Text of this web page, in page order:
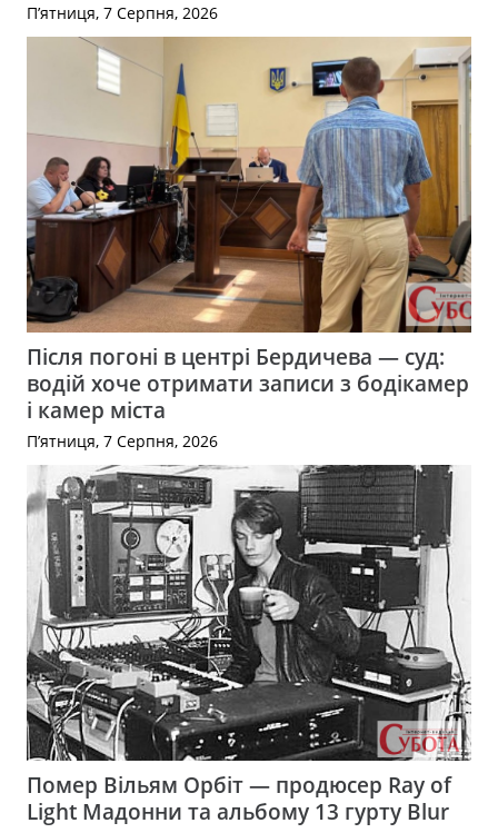
П’ятниця, 7 Серпня, 2026
Після погоні в центрі Бердичева — суд:
водій хоче отримати записи з бодікамер
і камер міста
П’ятниця, 7 Серпня, 2026
Помер Вільям Орбіт — продюсер Ray of
Light Мадонни та альбому 13 гурту Blur